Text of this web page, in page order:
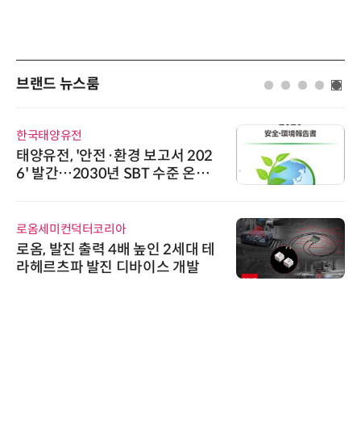
브랜드 뉴스룸
한국태양유전
태양유전, '안전·환경 보고서 202
6' 발간…2030년 SBT 수준 온실
로옴세미컨덕터코리아
로옴, 발진 출력 4배 높인 2세대 테
라헤르츠파 발진 디바이스 개발